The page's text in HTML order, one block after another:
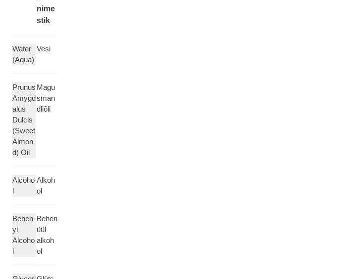
nime
stik
Water
(Aqua)
Vesi
Prunus
Amygd
alus
Dulcis
(Sweet
Almon
d) Oil
Magu
sman
dliõli
Alcoho
l
Alkoh
ol
Behen
yl
Alcoho
l
Behen
üül
alkoh
ol